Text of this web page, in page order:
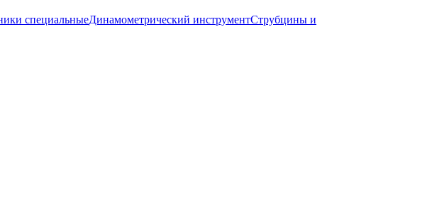
специальныеДинамометрический инструментСтрубцины и